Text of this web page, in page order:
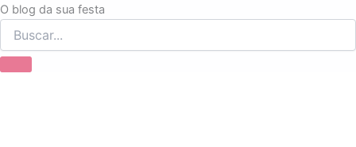
O blog da sua festa
Ir
para
o